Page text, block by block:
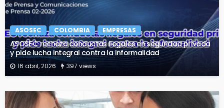
ASOSEC COLOMBIA EMPRESAS
ASOSEC rechaza conductas ilegales en seguridad privada
y pide lucha integral contra la informalidad
16 abril, 2026 397 views